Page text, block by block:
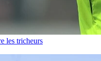
les tricheurs